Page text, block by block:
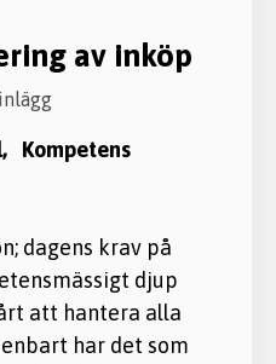
av inköp
kompetens
dagens krav på
djup
att hantera alla
har det som